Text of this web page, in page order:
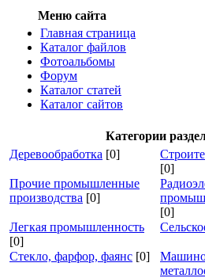
Меню сайта
Главная страница
Каталог файлов
Фотоальбомы
Форум
Каталог статей
Каталог сайтов
Категории
Деревообработка [0]
[0]
Прочие промышленные
производства [0]
[0]
Легкая промышленность
[0]
Стекло, фарфор, фаянс [0]